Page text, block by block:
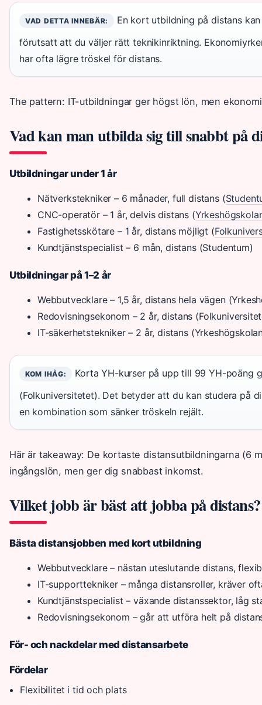
VAD DETTA INNEBÄR:
En kort utbildning på distans
förutsatt att du väljer rätt teknikinriktning.
har ofta lägre tröskel för distans.
The pattern: IT-utbildningar ger högst lön, men
Vad kan man utbilda sig till snabbt på
Utbildningar under 1 år
Nätverkstekniker – 6 månader, full distans (
CNC-operatör – 1 år, delvis distans (
Fastighetsskötare – 1 år, distans möjligt (
Kundtjänstspecialist – 6 mån, distans (Studentum)
Utbildningar på 1–2 år
Webbutvecklare – 1,5 år, distans hela vägen
Redovisningsekonom – 2 år, distans
IT-säkerhetstekniker – 2 år, distans
KOM IHÅG:
Korta YH-kurser på upp till 99 YH-poäng
(Folkuniversitetet). Det betyder att du kan studera på
en kombination som sänker tröskeln rejält.
Här är takeaway: De kortaste distansutbildningarna (6
ingångslön, men ger dig snabbast inkomst.
Vilket jobb är bäst att jobba på distans?
Bästa distansjobben med kort utbildning
Webbutvecklare – nästan uteslutande distans,
IT-supporttekniker – många distansroller, kräver
Kundtjänstspecialist – växande distanssektor, låg
Redovisningsekonom – går att utföra helt på
För- och nackdelar med distansarbete
Fördelar
Flexibilitet i tid och plats